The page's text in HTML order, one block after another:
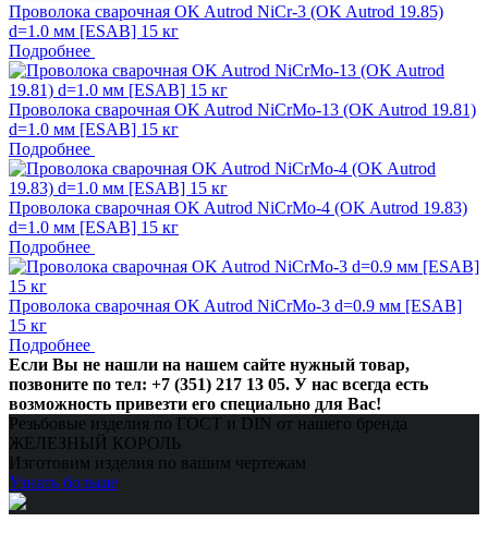
Проволока сварочная OK Autrod NiCr-3 (OK Autrod 19.85)
d=1.0 мм [ESAB] 15 кг
Подробнее
Проволока сварочная OK Autrod NiCrMo-13 (OK Autrod 19.81)
d=1.0 мм [ESAB] 15 кг
Подробнее
Проволока сварочная OK Autrod NiCrMo-4 (OK Autrod 19.83)
d=1.0 мм [ESAB] 15 кг
Подробнее
Проволока сварочная OK Autrod NiCrMo-3 d=0.9 мм [ESAB]
15 кг
Подробнее
Если Вы не нашли на нашем сайте нужный товар,
позвоните по тел: +7 (351) 217 13 05. У нас всегда есть
возможность привезти его специально для Вас!
Резьбовые изделия по ГОСТ и DIN от нашего бренда
ЖЕЛЕЗНЫЙ КОРОЛЬ
Изготовим изделия по вашим чертежам
Узнать больше